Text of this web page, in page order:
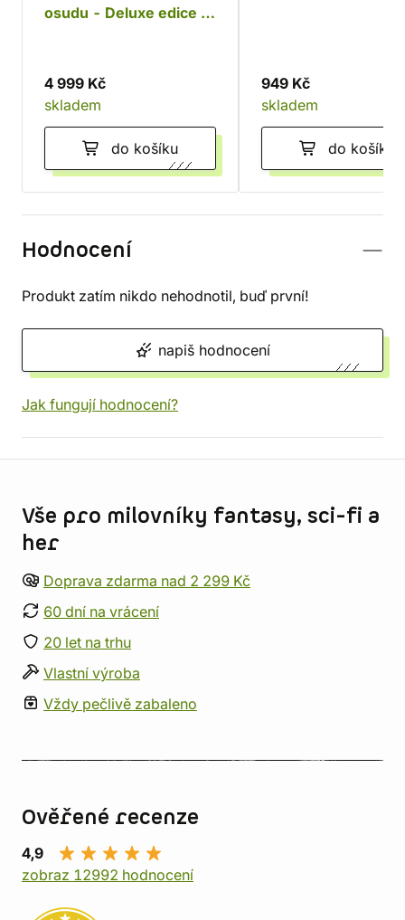
osudu - Deluxe edice s
4 999 Kč
skladem
do košíku
949 Kč
skladem
do košíku
Hodnocení
Produkt zatím nikdo nehodnotil, buď první!
napiš hodnocení
Jak fungují hodnocení?
Vše pro milovníky fantasy, sci-fi a
her
Doprava zdarma nad 2 299 Kč
60 dní na vrácení
20 let na trhu
Vlastní výroba
Vždy pečlivě zabaleno
Ověřené recenze
4,9
zobraz 12992 hodnocení